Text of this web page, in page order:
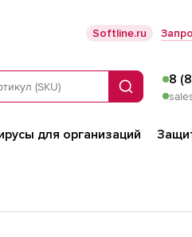
Softline.ru
Поиск
8
для организаций